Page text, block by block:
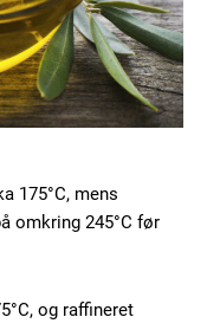
175°C, mens
omkring 245°C før
og raffineret